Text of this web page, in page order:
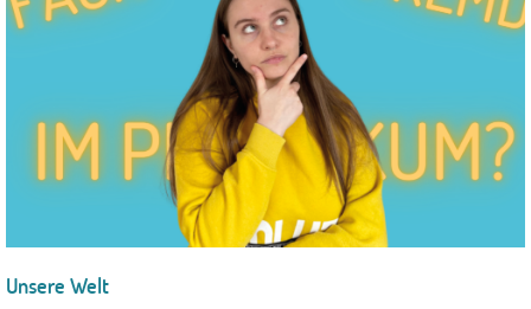
Unsere Welt